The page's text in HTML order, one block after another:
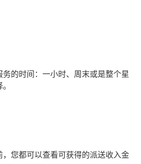
务的时间：一小时、周末或是整个星
您都可以查看可获得的派送收入金